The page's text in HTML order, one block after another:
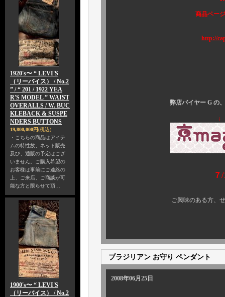
1920's〜 “ LEVI'S
（リーバイス） / No.2
” / “ 201 / 1922 YEA
R'S MODEL ” WAIST
OVERALLS / W. BUC
KLEBACK & SUSPE
NDERS BUTTONS
19,800,000円(税込)
・こちらの商品はアイテ
ムの特性故、ネット販売
及び、通販の予定はござ
いません。ご購入希望の
お客様は事前にご連絡の
上、ご来店、ご商談が可
能な方と限らせて頂…
1900's〜 “ LEVI'S
（リーバイス） / No.2
商品ページ アップ致
http://
弊店バイヤー G の
７
ご興味のある方、ぜひ ご覧
ブラジリアン お守り ペンダント
2008年06月25日